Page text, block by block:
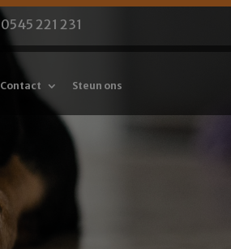
0545 221 231
Contact Steun ons